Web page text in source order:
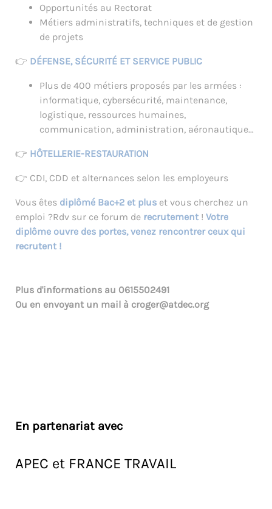
Opportunités au Rectorat
Métiers administratifs, techniques et de gestion
de projets
👉 DÉFENSE, SÉCURITÉ ET SERVICE PUBLIC
Plus de 400 métiers proposés par les armées :
informatique, cybersécurité, maintenance,
logistique, ressources humaines,
communication, administration, aéronautique…
👉 HÔTELLERIE-RESTAURATION
👉 CDI, CDD et alternances selon les employeurs
Vous êtes diplômé Bac+2 et plus et vous cherchez un
emploi ?Rdv sur ce forum de recrutement ! Votre
diplôme ouvre des portes, venez rencontrer ceux qui
recrutent !
Plus d'informations au 0615502491
Ou en envoyant un mail à croger@atdec.org
En partenariat avec
APEC et FRANCE TRAVAIL